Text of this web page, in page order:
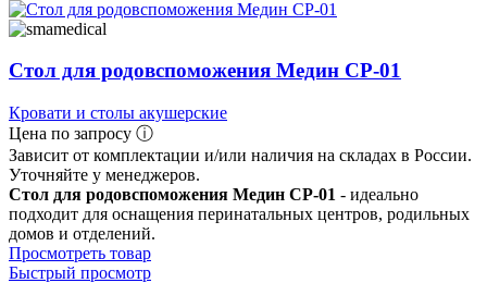
Стол для родовспоможения Медин СР-01
Кровати и столы акушерские
Цена по запросу ⓘ
Зависит от комплектации и/или наличия на складах в России.
Уточняйте у менеджеров.
Стол для родовспоможения Медин СР-01 - идеально
подходит для оснащения перинатальных центров, родильных
домов и отделений.
Просмотреть товар
Быстрый просмотр